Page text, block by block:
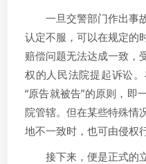
一旦交警部门作出事
认定不服，可以在规定的
赔偿问题无法达成一致，
权的人民法院提起诉讼
“原告就被告”的原则，即
院管辖。但在某些特殊情
地不一致时，也可由侵权
接下来，便是正式的